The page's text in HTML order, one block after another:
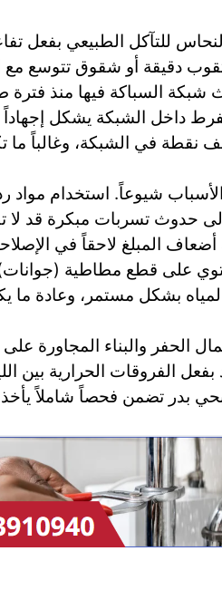
للتآكل الطبيعي بفعل
ثقوب دقيقة أو شقوق تتوسع
السباكة فيها منذ فترة
داخل الشبكة يشكل إجهاداً
نقطة في الشبكة، وغالباً ما
شيوعاً. استخدام مواد
حدوث تسربات مبكرة قد لا
المبلغ لاحقاً في
على قطع مطاطية (جوانات)
بشكل مستمر، وعادة ما
الحفر والبناء المجاورة على
الفروقات الحرارية بين
بدر تضمن فحصاً شاملاً